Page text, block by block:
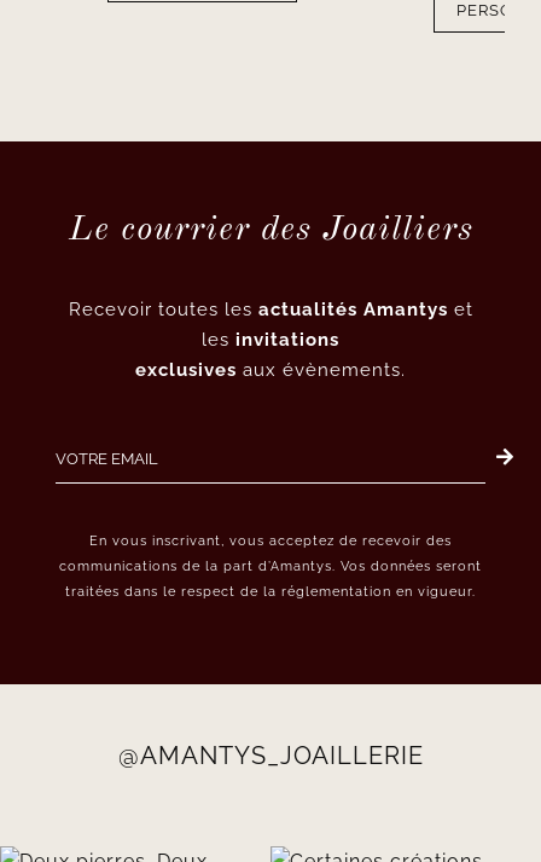
Le courrier des Joailliers
Recevoir toutes les actualités Amantys et
les invitations
exclusives aux évènements.
En vous inscrivant, vous acceptez de recevoir des
communications de la part d’Amantys. Vos données seront
traitées dans le respect de la réglementation en vigueur.
@AMANTYS_JOAILLERIE